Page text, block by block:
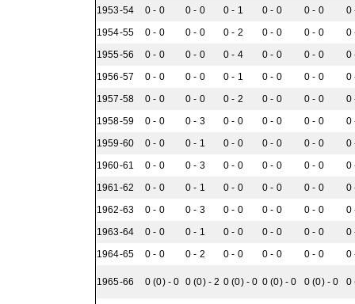
1953-54
0 - 0 0 - 0 0 - 1 0 - 0 0 - 0
0
1954-55
0 - 0 0 - 0 0 - 2 0 - 0 0 - 0
0
1955-56
0 - 0 0 - 0 0 - 4 0 - 0 0 - 0
0
1956-57
0 - 0 0 - 0 0 - 1 0 - 0 0 - 0
0
1957-58
0 - 0 0 - 0 0 - 2 0 - 0 0 - 0
0
1958-59
0 - 0 0 - 3 0 - 0 0 - 0 0 - 0
0
1959-60
0 - 0 0 - 1 0 - 0 0 - 0 0 - 0
0
1960-61
0 - 0 0 - 3 0 - 0 0 - 0 0 - 0
0
1961-62
0 - 0 0 - 1 0 - 0 0 - 0 0 - 0
0
1962-63
0 - 0 0 - 3 0 - 0 0 - 0 0 - 0
0
1963-64
0 - 0 0 - 1 0 - 0 0 - 0 0 - 0
0
1964-65
0 - 0 0 - 2 0 - 0 0 - 0 0 - 0 0
1965-66 0 (0) - 0 0 (0) - 2 0 (0) - 0 0 (0) - 0 0 (0) - 0 0